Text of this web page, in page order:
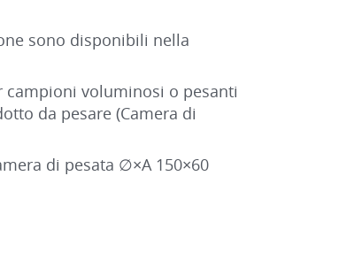
sono disponibili nella
campioni voluminosi o pesanti
da pesare (Camera di
di pesata ∅×A 150×60